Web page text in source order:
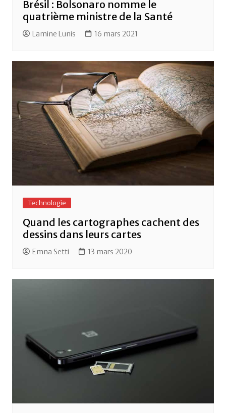
Brésil : Bolsonaro nomme le
quatrième ministre de la Santé
Lamine Lunis 16 mars 2021
Technologie
Quand les cartographes cachent des
dessins dans leurs cartes
Emna Setti 13 mars 2020